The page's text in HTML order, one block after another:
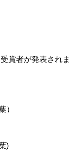
賞者が発表されま
）
)